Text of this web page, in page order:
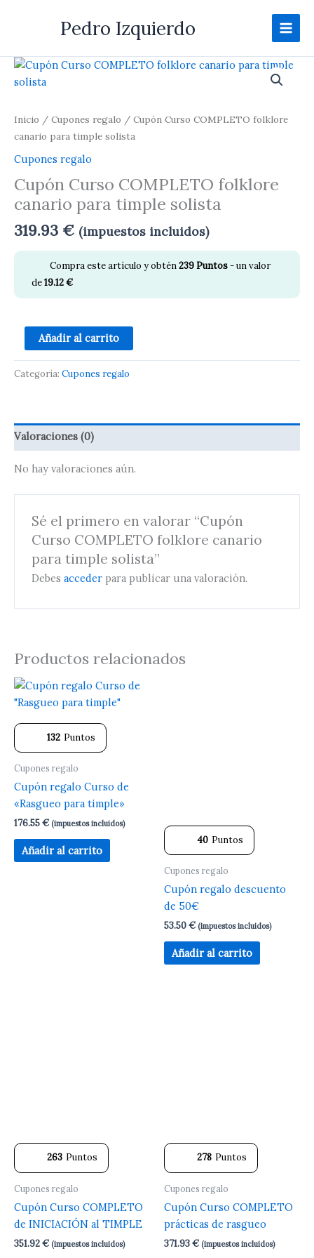
Pedro Izquierdo
Inicio / Cupones regalo / Cupón Curso COMPLETO folklore
canario para timple solista
Cupones regalo
Cupón Curso COMPLETO folklore
canario para timple solista
319.93 € (impuestos incluidos)
Compra este artículo y obtén239Puntos- un valor
de19.12€
Cupón
Curso
folklore
canario
timple
solista
cantidad
Añadir al carrito
Categoría: Cupones regalo
Valoraciones (0)
No hay valoraciones aún.
Sé el primero en valorar “Cupón
Curso COMPLETO folklore canario
para timple solista”
Debesacceder para publicar una valoración.
Productos relacionados
132 Puntos
Cupones regalo
Cupón regalo Curso de
«Rasgueo para timple»
176.55€ (impuestos incluidos)
Añadir al carrito
40 Puntos
Cupones regalo
Cupón regalo descuento
de 50€
53.50€ (impuestos incluidos)
Añadir al carrito
263 Puntos
Cupones regalo
Cupón Curso COMPLETO
de INICIACIÓN al TIMPLE
351.92€ (impuestos incluidos)
278 Puntos
Cupones regalo
Cupón Curso COMPLETO
prácticas de rasgueo
371.93€ (impuestos incluidos)